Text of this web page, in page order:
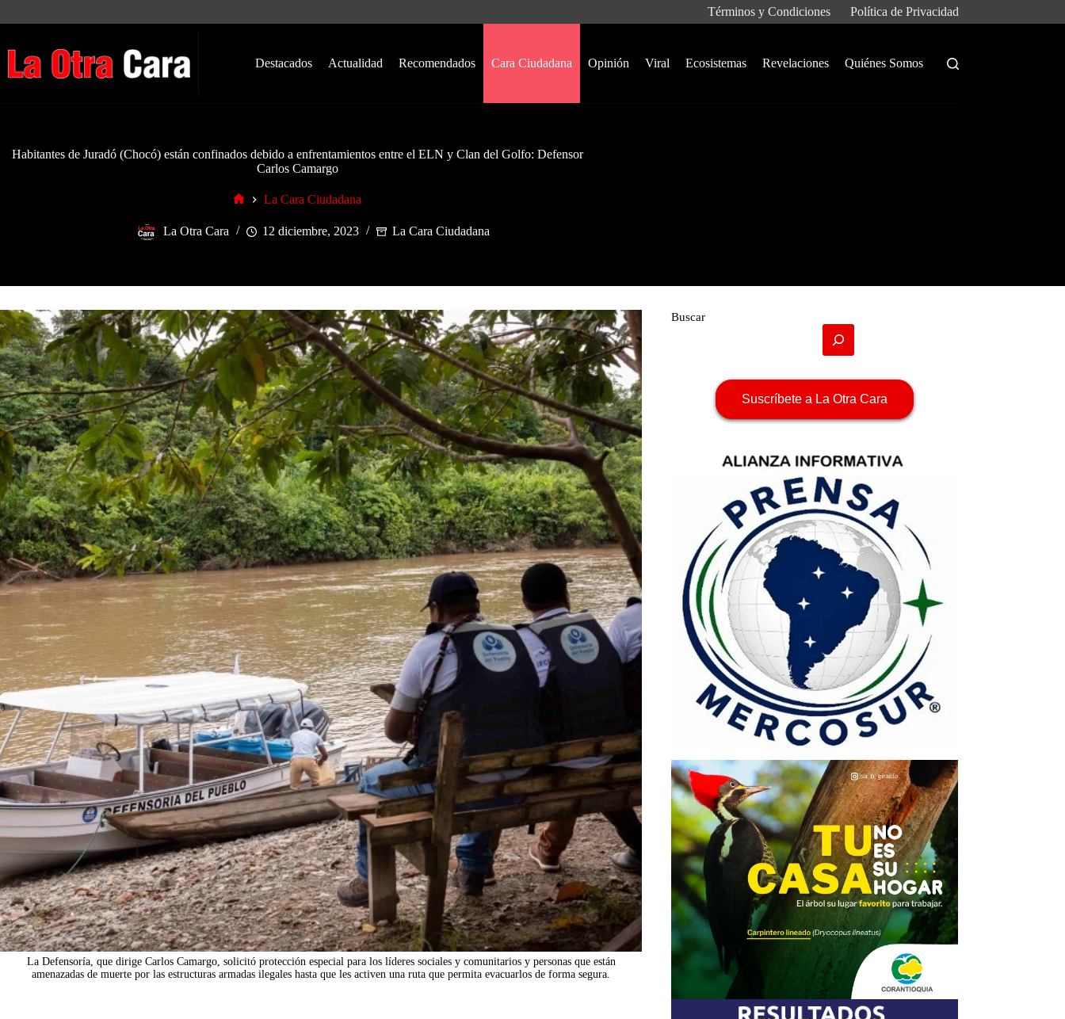
Términos y Condiciones Política de Privacidad
Destacados Actualidad Recomendados Cara Ciudadana Opinión Viral Ecosistemas Revelaciones Quiénes Somos
Habitantes de Juradó (Chocó) están confinados debido a enfrentamientos entre el ELN y Clan del Golfo: Defensor
Carlos Camargo
La Cara Ciudadana
La Otra Cara 12 diciembre, 2023 La Cara Ciudadana
La Defensoría, que dirige Carlos Camargo, solicitó protección especial para los líderes sociales y comunitarios y personas que están
amenazadas de muerte por las estructuras armadas ilegales hasta que les activen una ruta que permita evacuarlos de forma segura.
Buscar
Suscríbete a La Otra Cara